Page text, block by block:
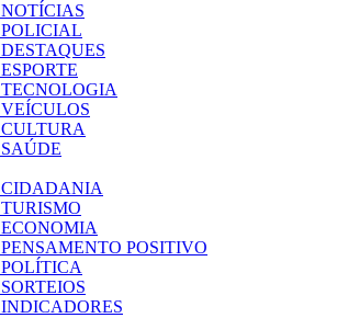
NOTÍCIAS
POLICIAL
DESTAQUES
ESPORTE
TECNOLOGIA
VEÍCULOS
CULTURA
SAÚDE
CIDADANIA
TURISMO
ECONOMIA
PENSAMENTO POSITIVO
POLÍTICA
SORTEIOS
INDICADORES